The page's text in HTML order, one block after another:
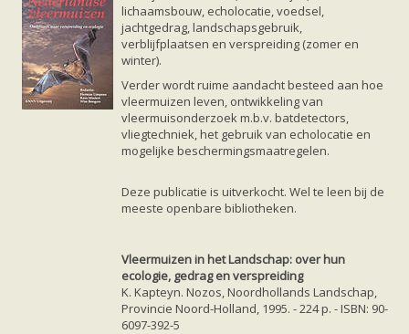
lichaamsbouw, echolocatie, voedsel,
jachtgedrag, landschapsgebruik,
verblijfplaatsen en verspreiding (zomer en
winter).
Verder wordt ruime aandacht besteed aan hoe
vleermuizen leven, ontwikkeling van
vleermuisonderzoek m.b.v. batdetectors,
vliegtechniek, het gebruik van echolocatie en
mogelijke beschermingsmaatregelen.
Deze publicatie is uitverkocht. Wel te leen bij de
meeste openbare bibliotheken.
Vleermuizen in het Landschap: over hun
ecologie, gedrag en verspreiding
K. Kapteyn. Nozos, Noordhollands Landschap,
Provincie Noord-Holland, 1995. - 224 p. - ISBN: 90-
6097-392-5